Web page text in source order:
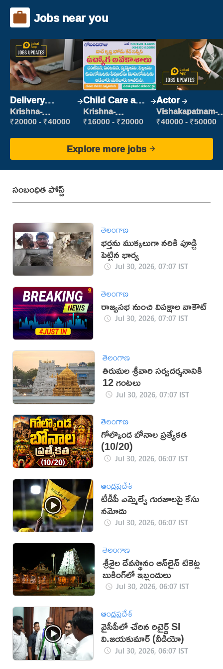
Jobs near you
Delivery
Executive
Krishna-
vijayawada
₹20000 - ₹40000
Child Care and
Patient care
Krishna-
vijayawada
₹16000 - ₹20000
Actor
Vishakapatnam-
new
₹40000 - ₹50000
Explore more jobs
సంబంధిత పోస్ట్
తెలంగాణ
భర్తను ముక్కలుగా నరికి పూడ్చి
పెట్టిన భార్య
Jul 30, 2026, 07:07 IST
తెలంగాణ
రాజ్యసభ నుంచి విపక్షాల వాకౌట్
Jul 30, 2026, 07:07 IST
తెలంగాణ
తిరుమల శ్రీవారి సర్వదర్శనానికి
12 గంటలు
Jul 30, 2026, 07:07 IST
తెలంగాణ
గోల్కొండ బోనాల ప్రత్యేకత
(10/20)
Jul 30, 2026, 06:07 IST
ఆంధ్రప్రదేశ్
టీడీపీ ఎమ్మెల్యే గురజాలపై కేసు
న‌మోదు
Jul 30, 2026, 06:07 IST
తెలంగాణ
శ్రీశైల దేవస్థానం ఆన్‌లైన్‌ టికెట్ల
బుకింగ్‌లో ఇబ్బందులు
Jul 30, 2026, 06:07 IST
ఆంధ్రప్రదేశ్
వైసీపీలో చేరిన రిటైర్డ్ SI
వి.జయకుమార్ (వీడియో)
Jul 30, 2026, 06:07 IST